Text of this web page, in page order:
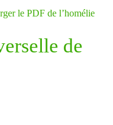
le PDF de l’homélie
de